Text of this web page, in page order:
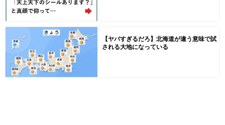
【ヤバすぎるだろ】北海道が違う意味で試
される大地になっている